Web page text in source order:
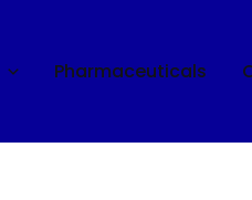
Pharmaceuticals
la salud